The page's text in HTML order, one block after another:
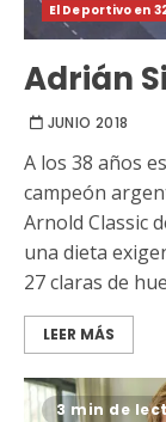
El Deportivo en
Adrián
JUNIO 2018
A los 38 años
campeón
Arnold Classic
una dieta
27 claras de
LEER MÁS
3 min de